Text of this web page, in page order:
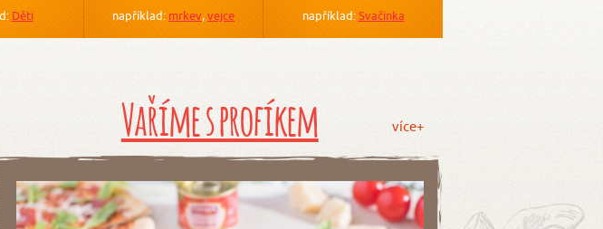
Děti například: mrkev,vejce například:Svačinka
Vaříme s profíkem více+